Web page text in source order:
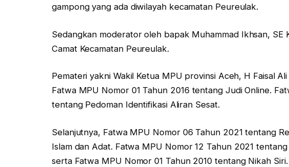
gampong yang ada diwilayah kecamatan Peureulak.
Sedangkan moderator oleh bapak Muhammad Ikhsan, SE
Camat Kecamatan Peureulak.
Pemateri yakni Wakil Ketua MPU provinsi Aceh, H Faisal
Fatwa MPU Nomor 01 Tahun 2016 tentang Judi Online.
tentang Pedoman Identifikasi Aliran Sesat.
Selanjutnya, Fatwa MPU Nomor 06 Tahun 2021 tentang
Islam dan Adat. Fatwa MPU Nomor 12 Tahun 2021 tentang
serta Fatwa MPU Nomor 01 Tahun 2010 tentang Nikah Siri.